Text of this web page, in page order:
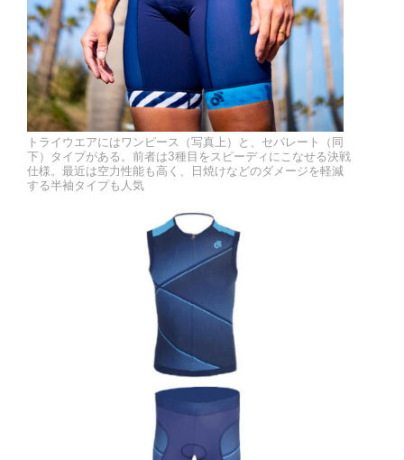
トライウエアにはワンピース（写真上）と、セパレート（同
下）タイプがある。前者は3種目をスピーディにこなせる決戦
仕様。最近は空力性能も高く、日焼けなどのダメージを軽減
する半袖タイプも人気